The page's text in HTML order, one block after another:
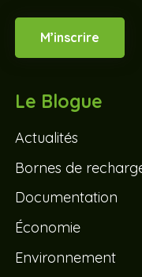
M’inscrire
Le Blogue
Actualités
Bornes de
Documentation
Économie
Environnement